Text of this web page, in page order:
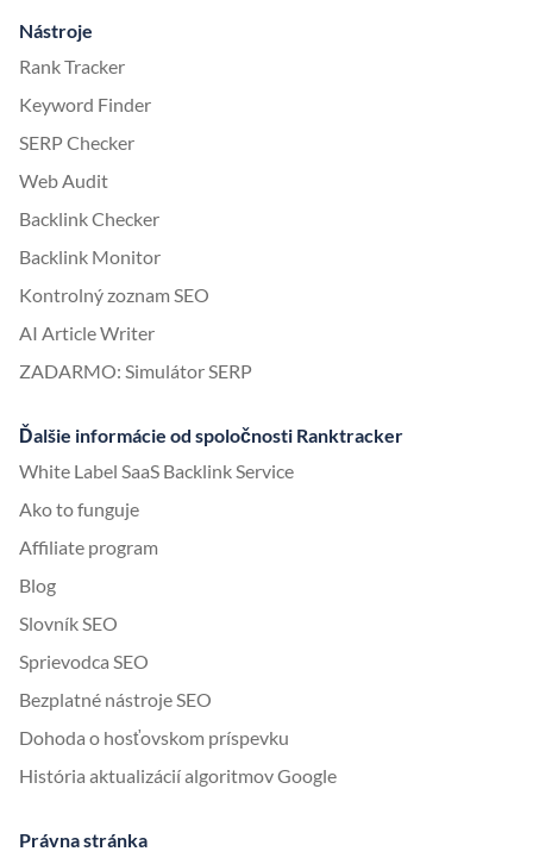
Nástroje
Rank Tracker
Keyword Finder
SERP Checker
Web Audit
Backlink Checker
Backlink Monitor
Kontrolný zoznam SEO
AI Article Writer
ZADARMO: Simulátor SERP
Ďalšie informácie od spoločnosti Ranktracker
White Label SaaS Backlink Service
Ako to funguje
Affiliate program
Blog
Slovník SEO
Sprievodca SEO
Bezplatné nástroje SEO
Dohoda o hosťovskom príspevku
História aktualizácií algoritmov Google
Právna stránka